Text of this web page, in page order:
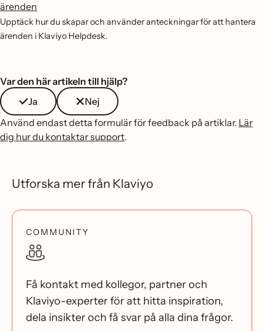
ärenden
Upptäck hur du skapar och använder anteckningar för att hantera
ärenden i Klaviyo Helpdesk.
Var den här artikeln till hjälp?
Ja
Nej
Använd endast detta formulär för feedback på artiklar. Lär
dig hur du kontaktar support.
Utforska mer från Klaviyo
COMMUNITY
Få kontakt med kollegor, partner och
Klaviyo-experter för att hitta inspiration,
dela insikter och få svar på alla dina frågor.